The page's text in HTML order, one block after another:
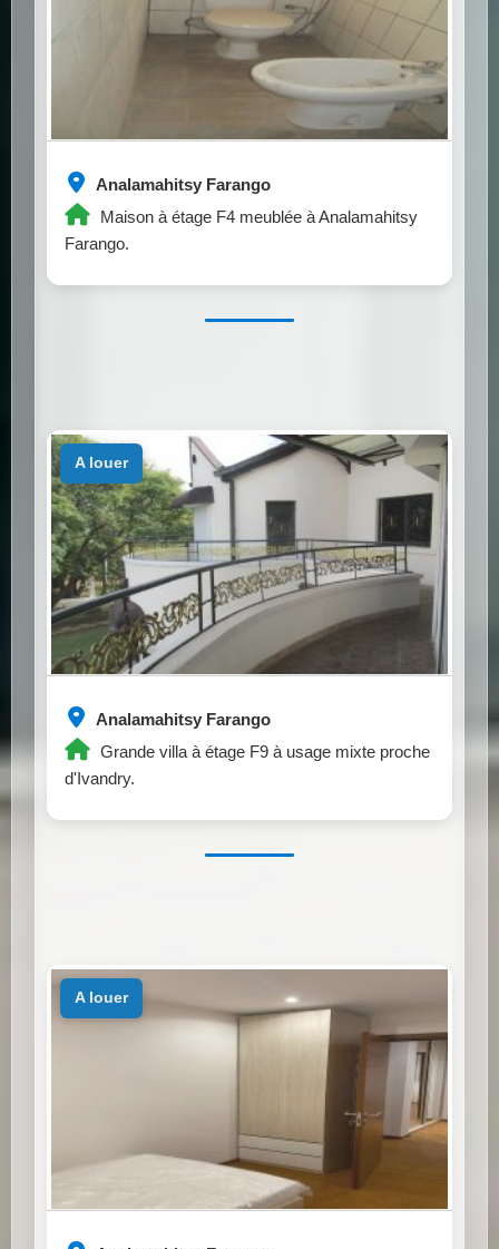
Analamahitsy Farango
Maison à étage F4 meublée à Analamahitsy
Farango.
Analamahitsy Farango
Grande villa à étage F9 à usage mixte proche
d'Ivandry.
a louer
a louer